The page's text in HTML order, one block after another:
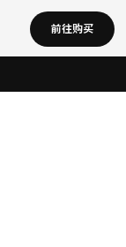
前往购买